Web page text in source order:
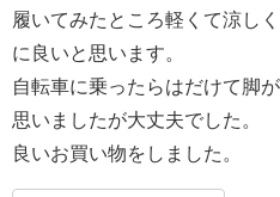
履いてみたところ軽くて涼し
に良いと思います。
自転車に乗ったらはだけて脚
思いましたが大丈夫でした。
良いお買い物をしました。